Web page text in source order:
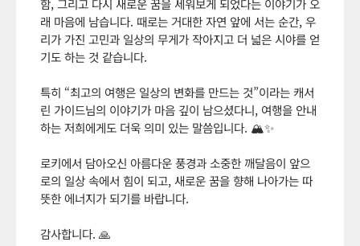
함, 그리고 다시 새로운 꿈을 세워보게 되었다는 이야기가 오
래 마음에 남습니다. 때로는 거대한 자연 앞에 서는 순간, 우
리가 가진 고민과 일상의 무게가 작아지고 더 넓은 시야를 얻
기도 하는 것 같습니다.
특히 “최고의 여행은 일상의 변화를 만드는 것”이라는 캐서
린 가이드님의 이야기가 마음 깊이 남으셨다니, 여행을 안내
하는 저희에게도 더욱 의미 있는 말씀입니다. 🏔️✨
로키에서 담아오신 아름다운 풍경과 소중한 깨달음이 앞으
로의 일상 속에서 힘이 되고, 새로운 꿈을 향해 나아가는 따
뜻한 에너지가 되기를 바랍니다.
감사합니다. 🙏